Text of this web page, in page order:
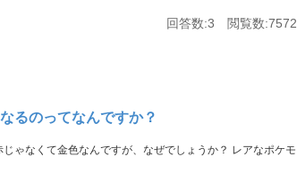
回答数:3 閲覧数:7572
るのってなんですか？
ゃなくて金色なんですが、なぜでしょうか？ レアなポケモ